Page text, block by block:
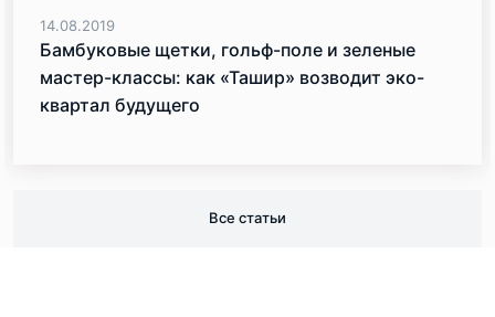
14.08.2019
Бамбуковые щетки, гольф-поле и зеленые
мастер-классы: как «Ташир» возводит эко-
квартал будущего
Все статьи